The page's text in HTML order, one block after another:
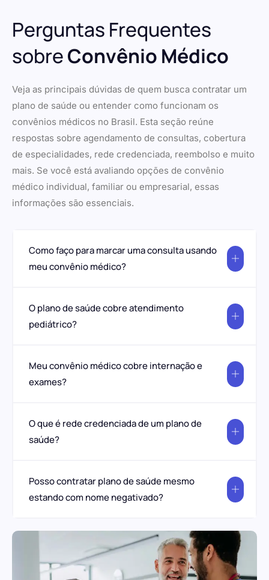
Perguntas Frequentes
sobreConvênio Médico
Veja as principais dúvidas de quem busca contratar um
plano de saúde ou entender como funcionam os
convênios médicos no Brasil. Esta seção reúne
respostas sobre agendamento de consultas, cobertura
de especialidades, rede credenciada, reembolso e muito
mais. Se você está avaliando opções de convênio
médico individual, familiar ou empresarial, essas
informações são essenciais.
Como faço para marcar uma consulta usando
meu convênio médico?
O plano de saúde cobre atendimento
pediátrico?
Meu convênio médico cobre internação e
exames?
O que é rede credenciada de um plano de
saúde?
Posso contratar plano de saúde mesmo
estando com nome negativado?